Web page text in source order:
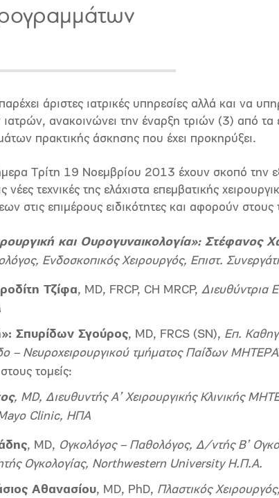
άριστες ιατρικές υπηρεσίες αλλά και να
ανακοινώνει την έναρξη τριών (3) από τα
πρακτικής άσκησης που έχει προκηρύξει.
Τρίτη 19 Νοεμβρίου 2013 έχουν σκοπό την
τεχνικές της ελάχιστα επεμβατικής
στις επιμέρους ειδικότητες και αφορούν στους
και Ουρογυναικολογία»: Στέφανος
Ενδοσκοπικός Χειρουργός, Επιστ.
Τζίφα, MD, FRCP, CH MRCP, Διευθύντρια
Σπυρίδων Σγούρος, MD, FRCS (SN), Επ.
– Νευροχειρουργικού τμήματος Παίδων ΜΗΤΕΡA
τομείς:
, MD, Διευθυντής Α’ Χειρουργικής Κλινικής
Mayo Clinic, ΗΠΑ
, MD, Ογκολόγος – Παθολόγος, Δ/ντής Β’
Ογκολογίας, Northwestern University Η.Π.Α.
Αθανασίου, MD, PhD, Πλαστικός